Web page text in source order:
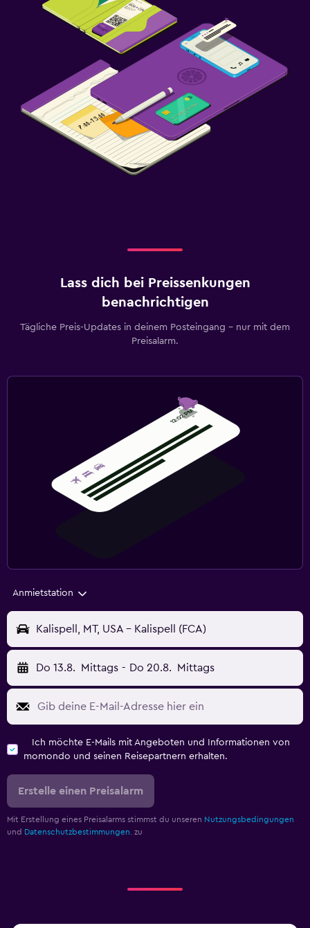
Lass dich bei Preissenkungen
benachrichtigen
Tägliche Preis-Updates in deinem Posteingang – nur mit dem
Preisalarm.
Anmietstation
Kalispell, MT, USA - Kalispell (FCA)
Do 13.8. Mittags - Do 20.8. Mittags
Ich möchte E-Mails mit Angeboten und Informationen von
momondo und seinen Reisepartnern erhalten.
Erstelle einen Preisalarm
Mit Erstellung eines Preisalarms stimmst du unseren Nutzungsbedingungen
und Datenschutzbestimmungen. zu